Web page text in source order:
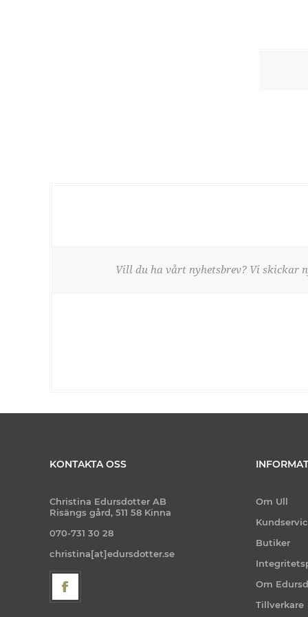
Vill du ha vårt nyhetsbrev? Vi skickar
KONTAKTA OSS
Christina Edursdotter AB
Risängs gård, 511 58 Kinna
070-731 30 28
christina[at]edursdotter.se
Om Ull
Butiker
Om
Tillverkare